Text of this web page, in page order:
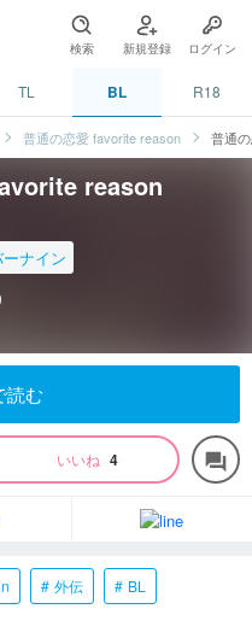
検索 新規登録 ログイン
TL BL R18
普通の恋愛 favorite reason 普通
reason
ナイン
読む
いいね 4 forum
外伝 BL